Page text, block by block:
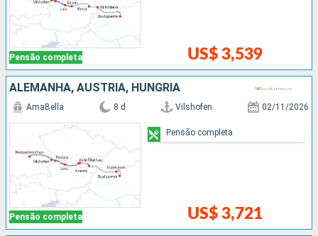
Pensão completa US$ 3,539
ALEMANHA, AUSTRIA, HUNGRIA
Pensão completa
AmaBella 8 d Vilshofen 02/11/2026
US$ 3,721
Pensão completa